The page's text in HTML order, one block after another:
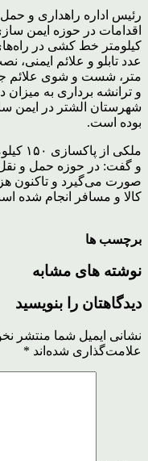
رئیس اداره راهداری و
و ترانشه برداری به
شهرستان الشتر در ایمن
بوده است.
ملکی
و گفت: در حوزه حمل و
کالا و مسافر انجام شده
برچسب ها
نوشته های مشابه
دیدگاهتان را بنویسید
نشانی ایمیل شما منتشر
علامت‌گذاری شده‌اند *